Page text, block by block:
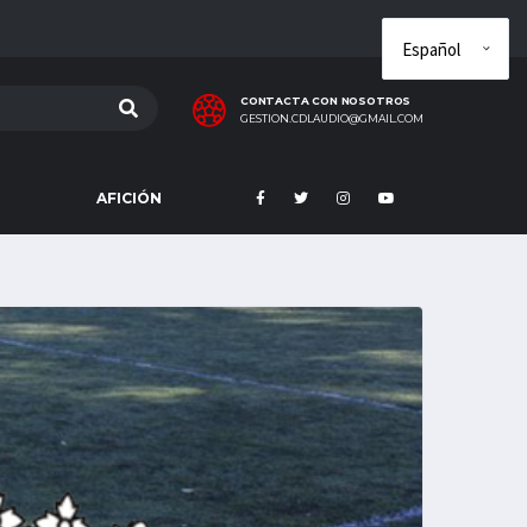
CONTACTA CON NOSOTROS
GESTION.CDLAUDIO@GMAIL.COM
AFICIÓN